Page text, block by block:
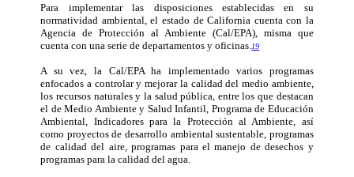
Para implementar las disposiciones establecidas en su
normatividad ambiental, el estado de California cuenta con la
Agencia de Protección al Ambiente (Cal/EPA), misma que
cuenta con una serie de departamentos y oficinas. 19
A su vez, la Cal/EPA ha implementado varios programas
enfocados a controlar y mejorar la calidad del medio ambiente,
los recursos naturales y la salud pública, entre los que destacan
el de Medio Ambiente y Salud Infantil, Programa de Educación
Ambiental, Indicadores para la Protección al Ambiente, así
como proyectos de desarrollo ambiental sustentable, programas
de calidad del aire, programas para el manejo de desechos y
programas para la calidad del agua.